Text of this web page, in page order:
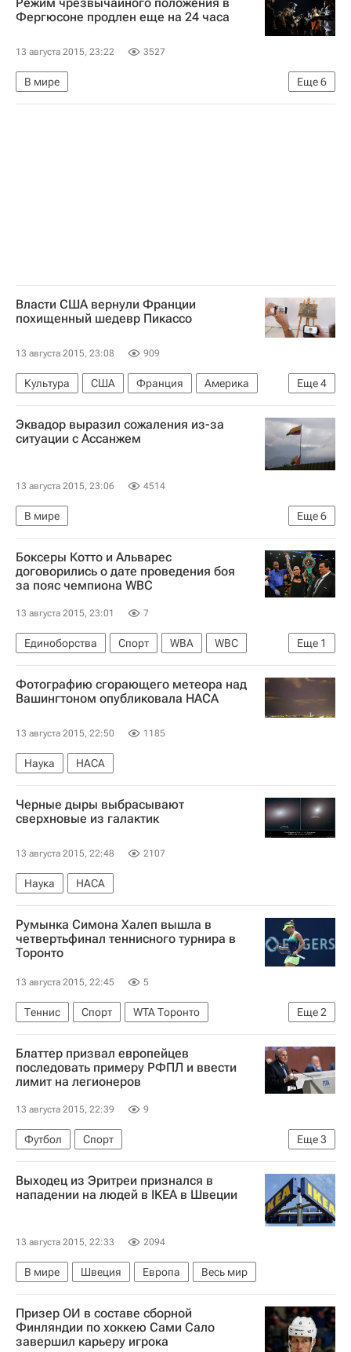
Фергюсоне продлен еще на 24 часа
13 августа 2015, 23:22 3527
Еще6
В мире
Протесты в годовщину беспорядков в Фергюсоне
Власти США вернули Франции
похищенный шедевр Пикассо
13 августа 2015, 23:08 909
Еще4
Культура США Франция
Америка
Весь мир
Северная Америка
Европа
Пабло Пикассо
Эквадор выразил сожаления из-за
ситуации с Ассанжем
13 августа 2015, 23:06 4514
Еще6
В мире
Дело против основателя WikiLeaks Джулиана Ассанжа
Эквадор
Америка
Южная Америка
Весь мир
Джулиан Ассанж
Боксеры Котто и Альварес
договорились о дате проведения боя
за пояс чемпиона WBC
13 августа 2015, 23:01 7
Еще 1
Единоборства Спорт WBA
WBC
Мигель Котто
Фотографию сгорающего метеора над
Вашингтоном опубликовала НАСА
13 августа 2015, 22:50 1185
Наука НАСА
Черные дыры выбрасывают
сверхновые из галактик
13 августа 2015, 22:48 2107
Наука НАСА
Румынка Симона Халеп вышла в
четвертьфинал теннисного турнира в
Торонто
13 августа 2015, 22:45 5
Еще2
Теннис Спорт
WTA Торонто
Симона Халеп
Ангелика Кербер
Блаттер призвал европейцев
последовать примеру РФПЛ и ввести
лимит на легионеров
13 августа 2015, 22:39 9
Еще3
Футбол
Спорт
Международная федерация футбола (ФИФА)
Йозеф Блаттер
РПЛ 2026-2027 (Чемпионат России по футболу)
Выходец из Эритреи признался в
нападении на людей в IKEA в Швеции
13 августа 2015, 22:33 2094
В мире Швеция Европа Весь мир
Призер ОИ в составе сборной
Финляндии по хоккею Сами Сало
завершил карьеру игрока